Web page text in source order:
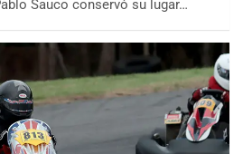
Sauco conservó su lugar…